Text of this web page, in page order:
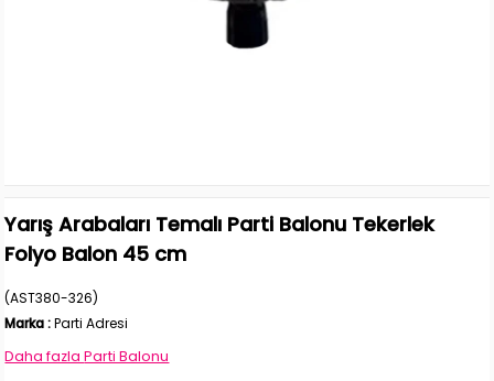
Yarış Arabaları Temalı Parti Balonu Tekerlek
Folyo Balon 45 cm
(AST380-326)
Marka : Parti Adresi
Daha fazlaParti Balonu